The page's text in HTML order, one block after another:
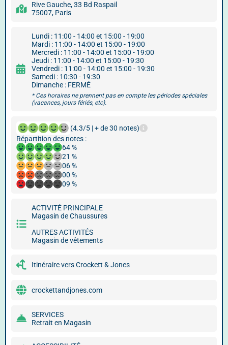
Rive Gauche, 33 Bd Raspail
75007, Paris
Lundi : 11:00 - 14:00 et 15:00 - 19:00
Mardi : 11:00 - 14:00 et 15:00 - 19:00
Mercredi : 11:00 - 14:00 et 15:00 - 19:00
Jeudi : 11:00 - 14:00 et 15:00 - 19:30
Vendredi : 11:00 - 14:00 et 15:00 - 19:30
Samedi : 10:30 - 19:30
Dimanche : FERMÉ
* Ces horaires ne prennent pas en compte les périodes spéciales
(vacances, jours fériés, etc).
(4.3/5 | + de 30 notes)
Répartition des notes :
64 %
21 %
06 %
00 %
09 %
ACTIVITÉ PRINCIPALE
Magasin de Chaussures
AUTRES ACTIVITÉS
Magasin de vêtements
Itinéraire vers Crockett & Jones
crockettandjones.com
SERVICES
Retrait en Magasin